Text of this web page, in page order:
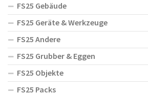
FS25 Gebäude
FS25 Geräte & Werkzeuge
FS25 Andere
FS25 Grubber & Eggen
FS25 Objekte
FS25 Packs